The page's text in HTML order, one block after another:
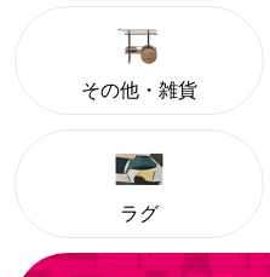
その他・雑貨
ラグ